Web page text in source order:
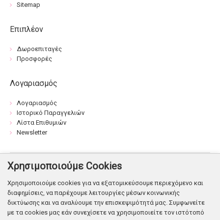
Sitemap
Επιπλέον
Δωροεπιταγές
Προσφορές
Λογαριασμός
Λογαριασμός
Ιστορικό Παραγγελιών
Λίστα Επιθυμιών
Newsletter
Βρείτε μας:
Χρησιμοποιούμε Cookies
Χρησιμοποιούμε cookies για να εξατομικεύσουμε περιεχόμενο και
διαφημίσεις, να παρέχουμε λειτουργίες μέσων κοινωνικής
δικτύωσης και να αναλύουμε την επισκεψιμότητά μας. Συμφωνείτε
με τα cookies μας εάν συνεχίσετε να χρησιμοποιείτε τον ιστότοπό